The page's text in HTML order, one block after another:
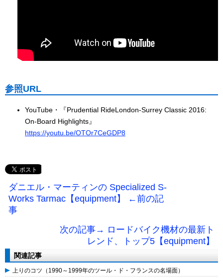
参照URL
YouTube・『Prudential RideLondon-Surrey Classic 2016:
On-Board Highlights』
https://youtu.be/OTOr7CeGDP8
ダニエル・マーティンの Specialized S-
Works Tarmac【equipment】 ←前の記
事
次の記事→ ロードバイク機材の最新ト
レンド、トップ5【equipment】
関連記事
上りのコツ（1990～1999年のツール・ド・フランスの名場面）